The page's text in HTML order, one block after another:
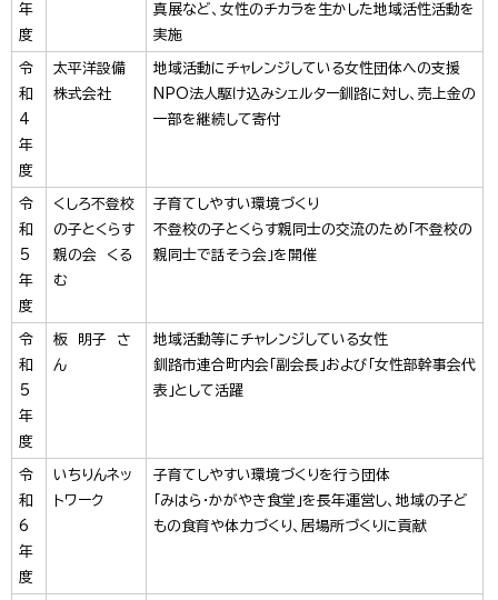
年
度
真展など、女性のチカラを生かした地域活性活動を
実施
令
和
4
年
度
太平洋設備
株式会社
地域活動にチャレンジしている女性団体への支援
NPO法人駆け込みシェルター釧路に対し、売上金の
一部を継続して寄付
令
和
5
年
度
くしろ不登校
の子とくらす
親の会 くる
む
子育てしやすい環境づくり
不登校の子とくらす親同士の交流のため「不登校の
親同士で話そう会」を開催
令
和
5
年
度
板 明子 さ
ん
地域活動等にチャレンジしている女性
釧路市連合町内会「副会長」および「女性部幹事会代
表」として活躍
令
和
6
年
度
いちりんネッ
トワーク
子育てしやすい環境づくりを行う団体
「みはら・かがやき食堂」を長年運営し、地域の子ど
もの食育や体力づくり、居場所づくりに貢献